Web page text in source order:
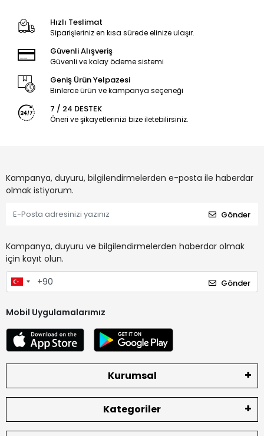
Hızlı Teslimat
Siparişleriniz en kısa sürede elinize ulaşır.
Güvenli Alışveriş
Güvenli ve kolay ödeme sistemi
Geniş Ürün Yelpazesi
Binlerce ürün ve kampanya seçeneği
7 / 24 DESTEK
Öneri ve şikayetlerinizi bize iletebilirsiniz.
Kampanya, duyuru, bilgilendirmelerden e-posta ile haberdar
olmak istiyorum.
Gönder
Kampanya, duyuru ve bilgilendirmelerden haberdar olmak
için kayıt olun.
Gönder
Mobil Uygulamalarımız
Kurumsal
Kategoriler